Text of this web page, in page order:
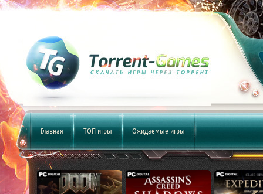
Главная ТОП игры Ожидаемые игры